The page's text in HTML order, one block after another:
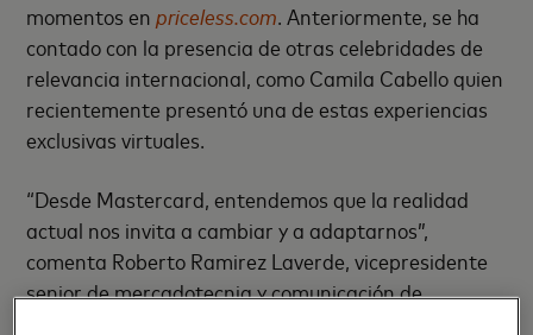
momentos enpriceless.com. Anteriormente, se ha
contado con la presencia de otras celebridades de
relevancia internacional, como Camila Cabello quien
recientemente presentó una de estas experiencias
exclusivas virtuales.
“Desde Mastercard, entendemos que la realidad
actual nos invita a cambiar y a adaptarnos”,
comenta Roberto Ramirez Laverde, vicepresidente
senior de mercadotecnia y comunicación de